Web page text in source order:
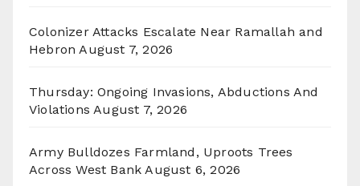
Colonizer Attacks Escalate Near Ramallah and
Hebron August 7, 2026
Thursday: Ongoing Invasions, Abductions And
Violations August 7, 2026
Army Bulldozes Farmland, Uproots Trees
Across West Bank August 6, 2026